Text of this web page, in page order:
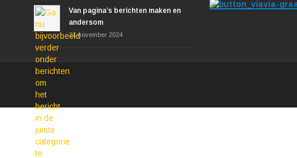
Van pagina’s berichten maken en
andersom
21 november 2024